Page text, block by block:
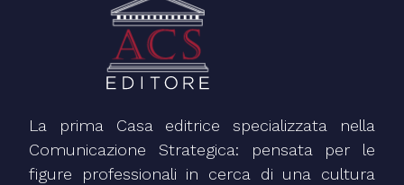
La prima Casa editrice specializzata nella
Comunicazione Strategica: pensata per le
figure professionali in cerca di una cultura